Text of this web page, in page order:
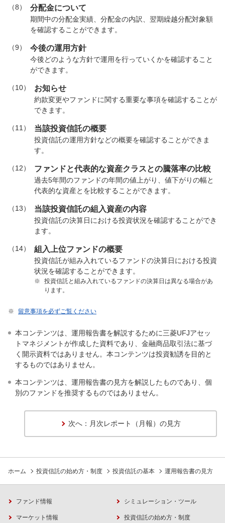
（8） 分配金について
期間中の分配金実績、分配金の内訳、翌期繰越分配対象額
を確認することができます。
（9） 今後の運用方針
今後どのような方針で運用を行っていくかを確認すること
ができます。
（10） お知らせ
約款変更やファンドに関する重要な事項を確認することが
できます。
（11） 当該投資信託の概要
投資信託の運用方針などの概要を確認することができま
す。
（12） ファンドと代表的な資産クラスとの騰落率の比較
過去5年間のファンドの年間の値上がり、値下がりの幅と
代表的な資産とを比較することができます。
（13） 当該投資信託の組入資産の内容
投資信託の決算日における投資状況を確認することができ
ます。
（14） 組入上位ファンドの概要
投資信託が組み入れているファンドの決算日における投資
状況を確認することができます。
※
投資信託と組み入れているファンドの決算日は異なる場合があ
ります。
※ 留意事項を必ずご覧ください
本コンテンツは、運用報告書を解説するために三菱UFJアセッ
トマネジメントが作成した資料であり、金融商品取引法に基づ
く開示資料ではありません。本コンテンツは投資勧誘を目的と
するものではありません。
本コンテンツは、運用報告書の見方を解説したものであり、個
別のファンドを推奨するものではありません。
次へ：月次レポート（月報）の見方
ホーム 投資信託の始め方・制度 投資信託の基本 運用報告書の見方
ファンド情報 シミュレーション・ツール
マーケット情報 投資信託の始め方・制度